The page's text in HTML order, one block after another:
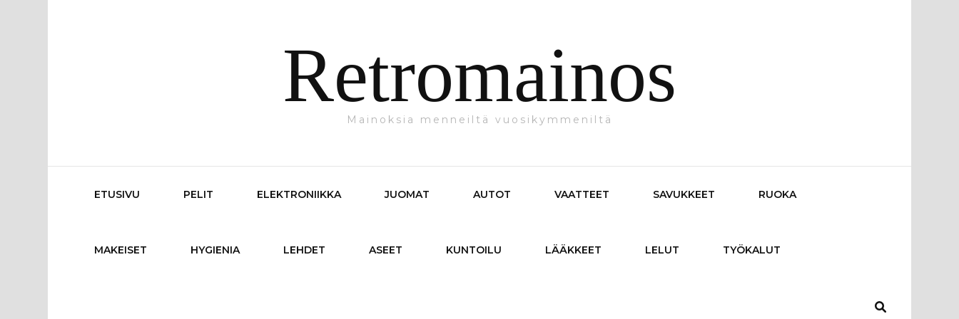
Retromainos
Mainoksia menneiltä vuosikymmeniltä
ETUSIVU PELIT ELEKTRONIIKKA JUOMAT AUTOT VAATTEET SAVUKKEET RUOKA
MAKEISET HYGIENIA LEHDET ASEET KUNTOILU LÄÄKKEET LELUT TYÖKALUT